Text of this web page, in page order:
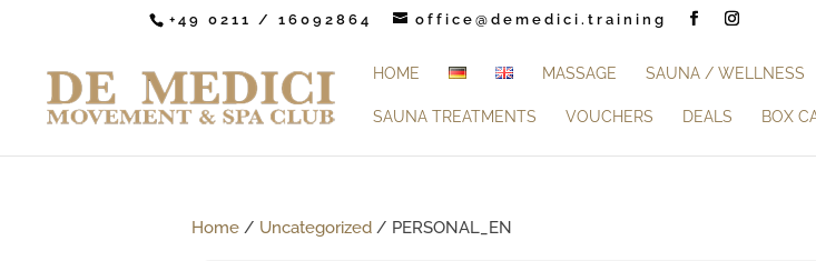
+49 0211 / 16092864 office@demedici.training
HOME MASSAGE SAUNA / WELLNESS
SAUNA TREATMENTS VOUCHERS DEALS BOX
Home / Uncategorized / PERSONAL_EN